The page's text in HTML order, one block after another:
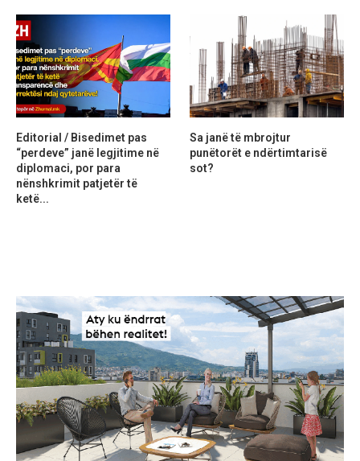
Editorial / Bisedimet pas
“perdeve” janë legjitime në
diplomaci, por para
nënshkrimit patjetër të
ketë...
Sa janë të mbrojtur
punëtorët e ndërtimtarisë
sot?